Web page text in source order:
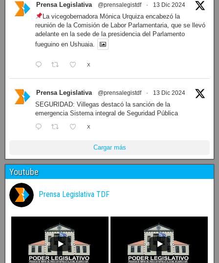
Prensa Legislativa @prensalegistdf · 13 Dic 2024
La vicegobernadora Mónica Urquiza encabezó la
reunión de la Comisión de Labor Parlamentaria, que se llevó
adelante en la sede de la presidencia del Parlamento
fueguino en Ushuaia.
X
Prensa Legislativa @prensalegistdf · 13 Dic 2024
SEGURIDAD: Villegas destacó la sanción de la
emergencia Sistema integral de Seguridad Pública
X
Cargar más
Youtube
Prensa Legislativa TDF